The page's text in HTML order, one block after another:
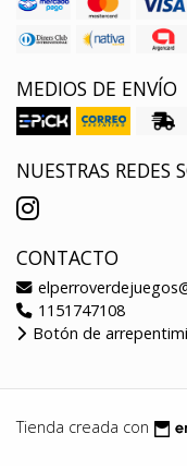
MEDIOS DE ENVÍO
NUESTRAS REDES
CONTACTO
1151747108
Botón de
Tienda creada con